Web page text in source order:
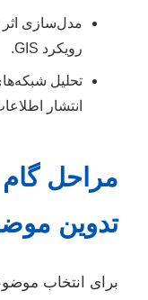
مدل‌سازی اثر
رویکرد GIS.
تحلیل
انتشار
مراحل گام
تدوین
برای انتخاب